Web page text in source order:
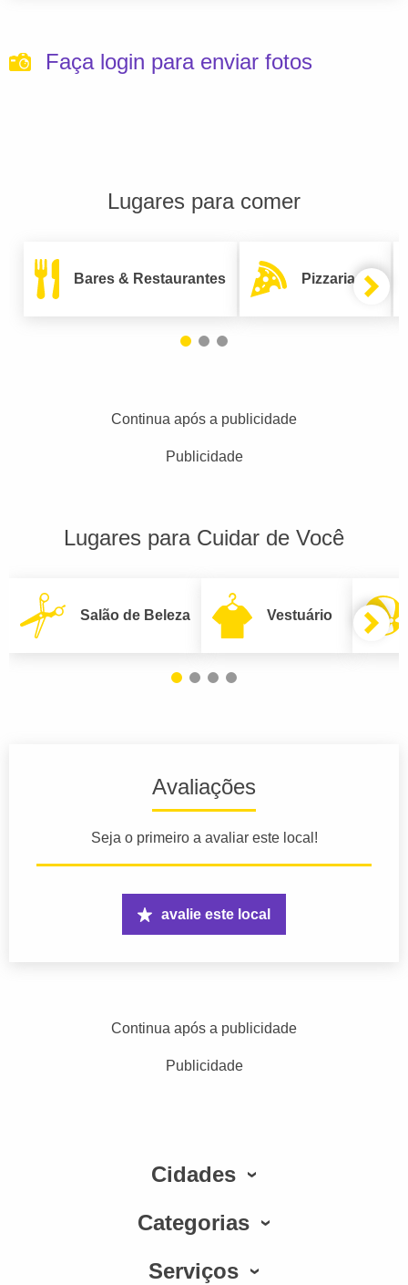
Faça login para enviar fotos
Lugares para comer
Bares & Restaurantes Pizzarias
Continua após a publicidade
Publicidade
Lugares para Cuidar de Você
Salão de Beleza Vestuário
Avaliações
Seja o primeiro a avaliar este local!
avalie este local
Continua após a publicidade
Publicidade
Cidades
Categorias
Serviços